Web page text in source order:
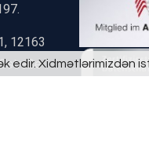
12163
edir. Xidmətlərimizdən